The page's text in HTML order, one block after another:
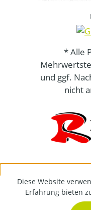
* Alle
und ggf.
nicht
Diese Website
Erfahrung bieten